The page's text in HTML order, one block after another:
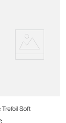
Trefoil Soft